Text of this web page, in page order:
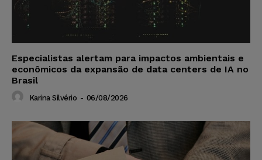
Especialistas alertam para impactos ambientais e
econômicos da expansão de data centers de IA no
Brasil
Karina Silvério - 06/08/2026